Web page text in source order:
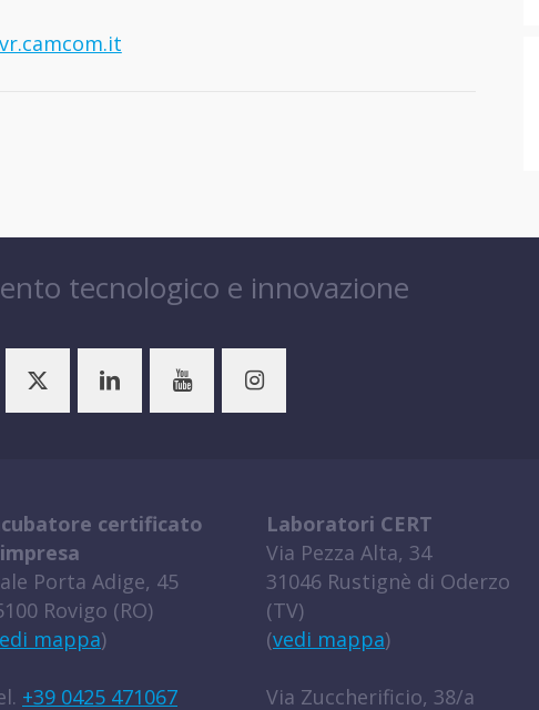
tecnologico e innovazione
certificato
Porta Adige, 45
Rovigo (RO)
mappa)
+39 0425 471067
Laboratori CERT
Via Pezza Alta, 34
31046 Rustignè di Oderzo
(TV)
(vedi mappa)
Via Zuccherificio, 38/a